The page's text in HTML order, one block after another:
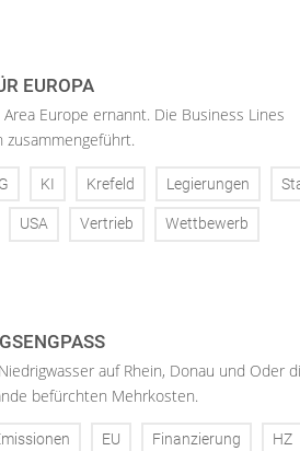
EUROPA
Europe ernannt. Die Business Lines
zusammengeführt.
KI Krefeld Legierungen
USA Vertrieb Wettbewerb
auf Rhein, Donau und Oder
befürchten Mehrkosten.
EU Finanzierung HZ